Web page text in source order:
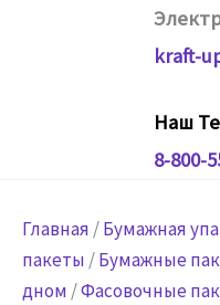
kraft-
Наш
8-800-
Главная /Бумажная
пакеты /Бумажные
дном /Фасовочные